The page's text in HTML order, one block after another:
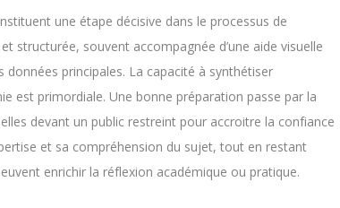
une étape décisive dans le processus de
structurée, souvent accompagnée d’une aide visuelle
principales. La capacité à synthétiser
est primordiale. Une bonne préparation passe par la
devant un public restreint pour accroitre la confiance
et sa compréhension du sujet, tout en restant
enrichir la réflexion académique ou pratique.